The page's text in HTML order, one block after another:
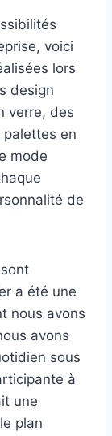
voici
lors
design
verre, des
palettes en
mode
de
a été une
nous avons
avons
sous
à
une
plan